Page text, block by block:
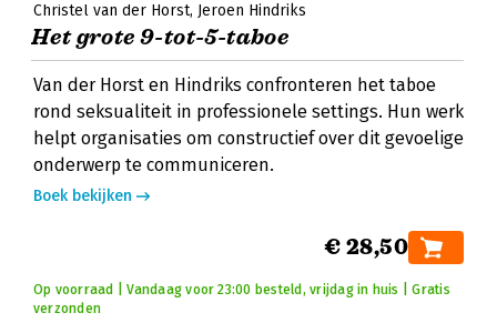
Christel van der Horst Jeroen Hindriks
Het grote 9-tot-5-taboe
Van der Horst en Hindriks confronteren het taboe
rond seksualiteit in professionele settings. Hun werk
helpt organisaties om constructief over dit gevoelige
onderwerp te communiceren.
Boek bekijken
€ 28,50
Op voorraad | Vandaag voor 23:00 besteld, vrijdag in huis | Gratis
verzonden